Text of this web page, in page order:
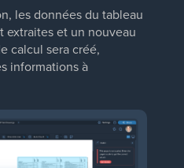
les données du tableau
extraites et un nouveau
calcul sera créé,
informations à